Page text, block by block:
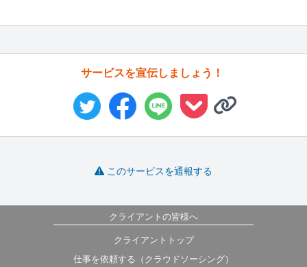
サービスを宣伝しましょう！
このサービスを通報する
クライアントの皆様へ
クライアントトップ
仕事を依頼する（クラウドソーシング）